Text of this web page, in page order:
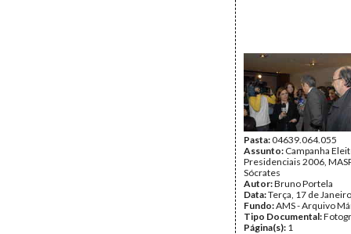
Pasta:04639.064.055
Assunto: Campanha
Presidenciais 2006,
Sócrates
Autor:Bruno Portela
Data:Terça, 17 de
Fundo:AMS - Arquivo
Tipo Documental:
Página(s): 1